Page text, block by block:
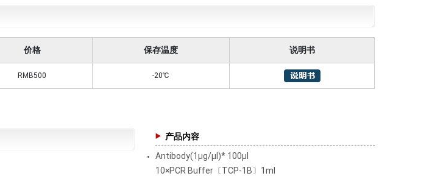
价格 保存温度 说明书
RMB500 -20℃
产品内容
Antibody(1μg/μl)* 100μl
10×PCR Buffer〔TCP-1B〕1ml